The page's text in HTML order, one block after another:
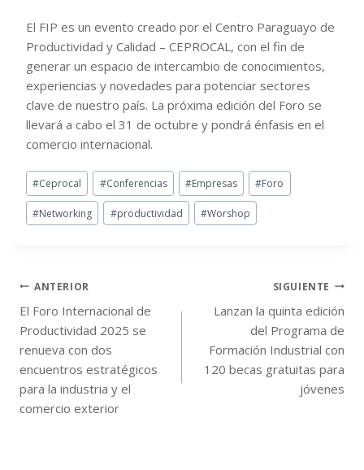
El FIP es un evento creado por el Centro Paraguayo de
Productividad y Calidad – CEPROCAL, con el fin de
generar un espacio de intercambio de conocimientos,
experiencias y novedades para potenciar sectores
clave de nuestro país. La próxima edición del Foro se
llevará a cabo el 31 de octubre y pondrá énfasis en el
comercio internacional.
#Ceprocal #Conferencias #Empresas #Foro
#Networking #productividad #Worshop
ANTERIOR
El Foro Internacional de
Productividad 2025 se
renueva con dos
encuentros estratégicos
para la industria y el
comercio exterior
SIGUIENTE
Lanzan la quinta edición
del Programa de
Formación Industrial con
120 becas gratuitas para
jóvenes